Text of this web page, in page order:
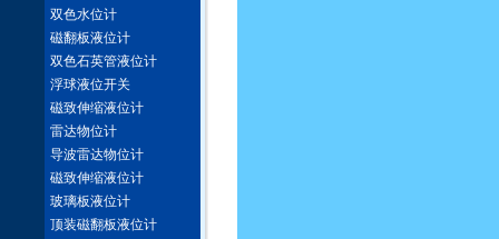
双色水位计
磁翻板液位计
双色石英管液位计
浮球液位开关
磁致伸缩液位计
雷达物位计
导波雷达物位计
磁致伸缩液位计
玻璃板液位计
顶装磁翻板液位计